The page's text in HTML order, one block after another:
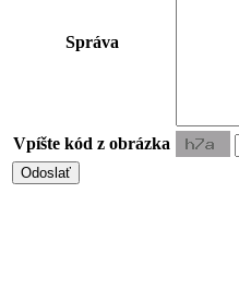
Správa
Vpíšte kód z obrázka